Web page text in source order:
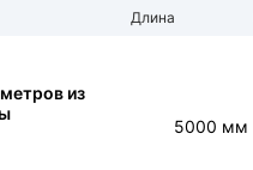
Длина
из
5000 мм